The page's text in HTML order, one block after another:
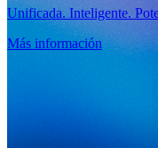
Unificada. Inteligente.
Más información